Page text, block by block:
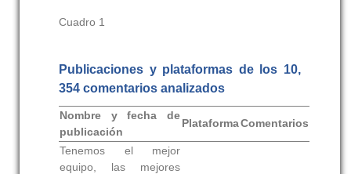
Cuadro 1
Publicaciones y plataformas de los 10,
354 comentarios analizados
Nombre y fecha de
publicación
PlataformaComentarios
Tenemos el mejor
equipo, las mejores